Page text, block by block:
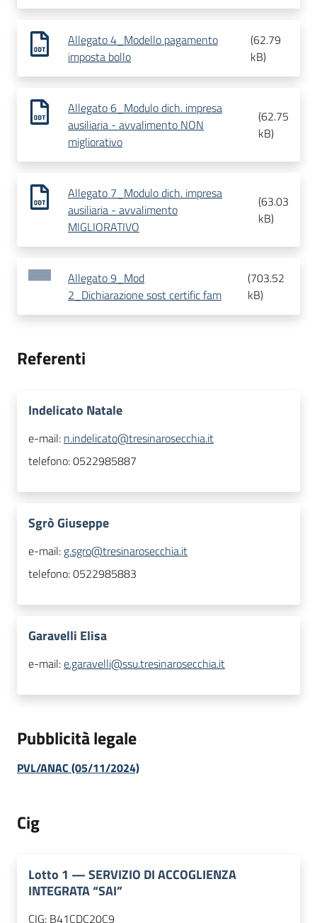
Allegato 4_Modello pagamento
imposta bollo
(62.79
kB)
Allegato 6_Modulo dich. impresa
ausiliaria - avvalimento NON
migliorativo
(62.75
kB)
Allegato 7_Modulo dich. impresa
ausiliaria - avvalimento
MIGLIORATIVO
(63.03
kB)
Allegato 9_Mod
2_Dichiarazione sost certific fam
(703.52
kB)
Referenti
Indelicato Natale
e-mail: n.indelicato@tresinarosecchia.it
telefono:0522985887
Sgrò Giuseppe
e-mail: g.sgro@tresinarosecchia.it
telefono:0522985883
Garavelli Elisa
e-mail:e.garavelli@ssu.tresinarosecchia.it
Pubblicità legale
PVL/ANAC (05/11/2024)
Cig
Lotto 1 —SERVIZIO DI ACCOGLIENZA
INTEGRATA “SAI”
CIG: B41CDC20C9